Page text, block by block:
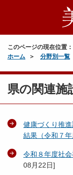
このページの現在位置：
ホーム
分野別一覧
県の関連施
健康づくり推
結果（令和７
令和８年度社
08月22日]